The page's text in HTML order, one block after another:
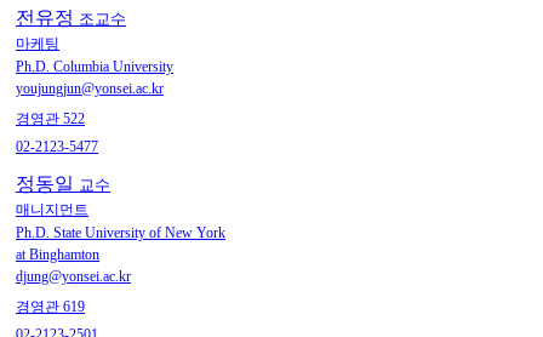
전유정 조교수
마케팅
Ph.D. Columbia University
youjungjun@yonsei.ac.kr
경영관 522
02-2123-5477
정동일 교수
매니지먼트
Ph.D. State University of New York
at Binghamton
djung@yonsei.ac.kr
경영관 619